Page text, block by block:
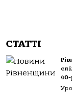
СТАТТІ
40-